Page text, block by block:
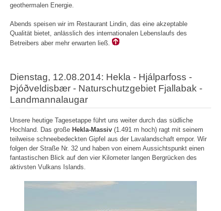
geothermalen Energie.
Abends speisen wir im Restaurant Lindin, das eine akzeptable
Qualität bietet, anlässlich des internationalen Lebenslaufs des
Betreibers aber mehr erwarten ließ.
Dienstag, 12.08.2014: Hekla - Hjálparfoss -
Þjóðveldisbær - Naturschutzgebiet Fjallabak -
Landmannalaugar
Unsere heutige Tagesetappe führt uns weiter durch das südliche
Hochland. Das große Hekla-Massiv (1.491 m hoch) ragt mit seinem
teilweise schneebedeckten Gipfel aus der Lavalandschaft empor. Wir
folgen der Straße Nr. 32 und haben von einem Aussichtspunkt einen
fantastischen Blick auf den vier Kilometer langen Bergrücken des
aktivsten Vulkans Islands.